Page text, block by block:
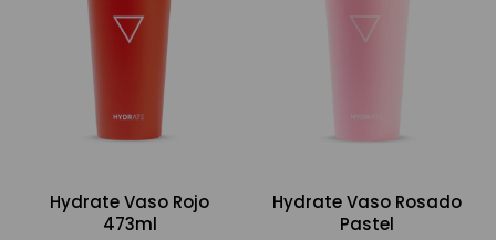
Hydrate Vaso Rojo
473ml
Hydrate Vaso Rosado
Pastel